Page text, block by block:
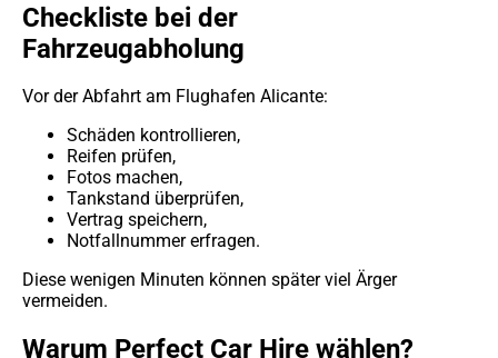
Checkliste bei der
Fahrzeugabholung
Vor der Abfahrt am Flughafen Alicante:
Schäden kontrollieren,
Reifen prüfen,
Fotos machen,
Tankstand überprüfen,
Vertrag speichern,
Notfallnummer erfragen.
Diese wenigen Minuten können später viel Ärger
vermeiden.
Warum Perfect Car Hire wählen?